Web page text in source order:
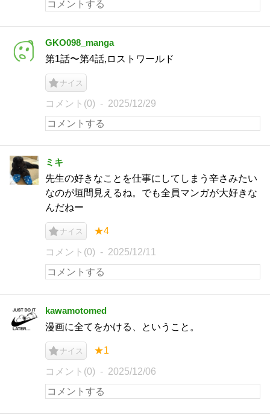
GKO098_manga
第1話〜第4話,ロストワールド
ナイス
コメント(0) 2025/12/29
ミキ
先生の好きなことを仕事にしてしまう辛さみたい
なのが垣間見えるね。でも全員マンガが大好きな
んだねー
ナイス ★4
コメント(0) 2025/12/11
kawamotomed
漫画に全てをかける、ということ。
ナイス ★1
コメント(0) 2025/12/06